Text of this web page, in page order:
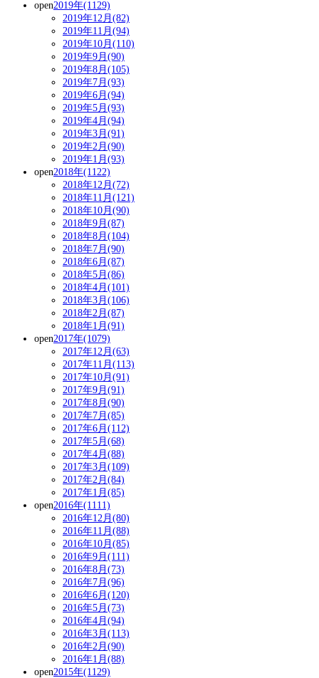
open2019年(1129)
2019年12月(82)
2019年11月(94)
2019年10月(110)
2019年9月(90)
2019年8月(105)
2019年7月(93)
2019年6月(94)
2019年5月(93)
2019年4月(94)
2019年3月(91)
2019年2月(90)
2019年1月(93)
open2018年(1122)
2018年12月(72)
2018年11月(121)
2018年10月(90)
2018年9月(87)
2018年8月(104)
2018年7月(90)
2018年6月(87)
2018年5月(86)
2018年4月(101)
2018年3月(106)
2018年2月(87)
2018年1月(91)
open2017年(1079)
2017年12月(63)
2017年11月(113)
2017年10月(91)
2017年9月(91)
2017年8月(90)
2017年7月(85)
2017年6月(112)
2017年5月(68)
2017年4月(88)
2017年3月(109)
2017年2月(84)
2017年1月(85)
open2016年(1111)
2016年12月(80)
2016年11月(88)
2016年10月(85)
2016年9月(111)
2016年8月(73)
2016年7月(96)
2016年6月(120)
2016年5月(73)
2016年4月(94)
2016年3月(113)
2016年2月(90)
2016年1月(88)
open2015年(1129)